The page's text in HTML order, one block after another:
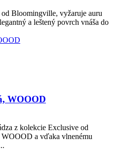
Bloomingville, vyžaruje auru
a leštený povrch vnáša do
WOOOD
z kolekcie Exclusive od
a vďaka vlnenému